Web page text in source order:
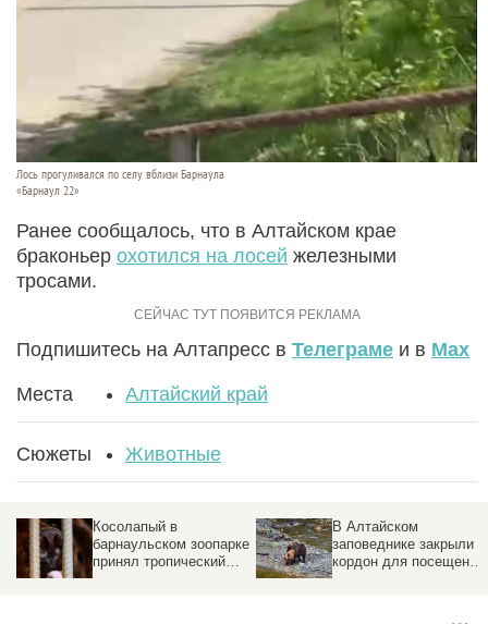
Лось прогуливался по селу вблизи Барнаула
«Барнаул 22»
Ранее сообщалось, что в Алтайском крае
браконьер охотился на лосей железными
тросами.
Подпишитесь на Алтапресс в Телеграме и в Max
Места Алтайский край
Сюжеты Животные
Косолапый в
барнаульском зоопарке
принял тропический
В Алтайском
заповеднике закрыли
кордон для посещений.